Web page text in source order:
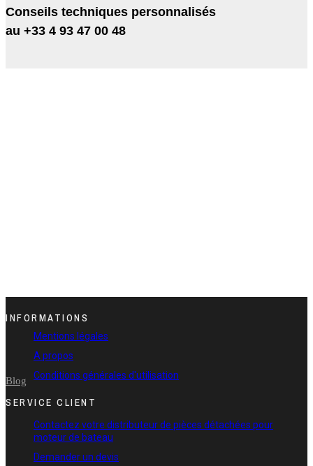
Conseils techniques personnalisés
au +33 4 93 47 00 48
INFORMATIONS
Mentions légales
A propos
Conditions générales d'utilisation
Blog
SERVICE CLIENT
Contactez votre distributeur de pièces détachées pour
moteur de bateau
Demander un devis